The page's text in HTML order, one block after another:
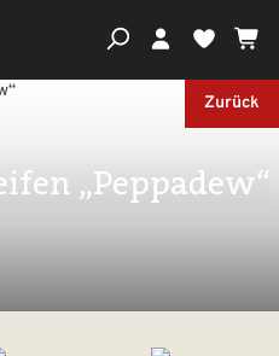
Du
„Peppadew“
Zurück